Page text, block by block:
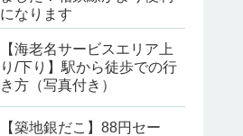
になります
【海老名サービスエリア上
り/下り】駅から徒歩での行
き方（写真付き）
【築地銀だこ】88円セー